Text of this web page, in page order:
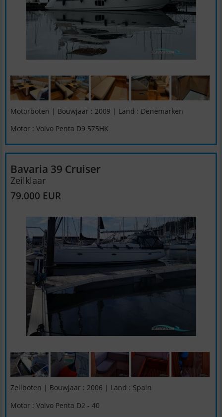
Motorboten | Bouwjaar : 2009 | Land : Denemarken
Motor : Volvo Penta D9 575HK
Bavaria 39 Cruiser
Zeilklaar
79.000 EUR
Zeilboten | Bouwjaar : 2006 | Land : Spain
Motor : Volvo Penta D2 - 40